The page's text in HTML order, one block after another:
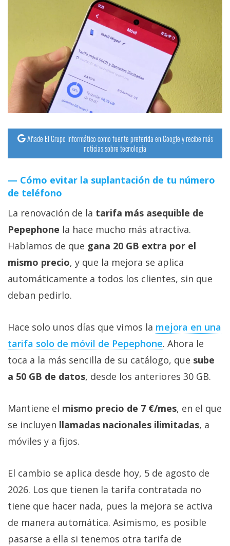
Añade El Grupo Informático como fuente preferida en Google y recibe más
noticias sobre tecnología
Cómo evitar la suplantación de tu número
de teléfono
La renovación de la tarifa más asequible de
Pepephone la hace mucho más atractiva.
Hablamos de que gana 20 GB extra por el
mismo precio, y que la mejora se aplica
automáticamente a todos los clientes, sin que
deban pedirlo.
Hace solo unos días que vimos la mejora en una
tarifa solo de móvil de Pepephone‎. Ahora le
toca a la más sencilla de su catálogo, que sube
a 50 GB de datos, desde los anteriores 30 GB.
Mantiene el mismo precio de 7 €/mes, en el que
se incluyen llamadas nacionales ilimitadas, a
móviles y a fijos.
El cambio se aplica desde hoy, 5 de agosto de
2026. Los que tienen la tarifa contratada no
tiene que hacer nada, pues la mejora se activa
de manera automática. Asimismo, es posible
pasarse a ella si tenemos otra tarifa de